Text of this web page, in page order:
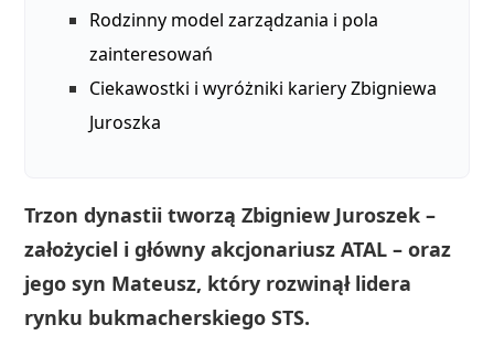
Rodzinny model zarządzania i pola
zainteresowań
Ciekawostki i wyróżniki kariery Zbigniewa
Juroszka
Trzon dynastii tworzą Zbigniew Juroszek –
założyciel i główny akcjonariusz ATAL – oraz
jego syn Mateusz, który rozwinął lidera
rynku bukmacherskiego STS.